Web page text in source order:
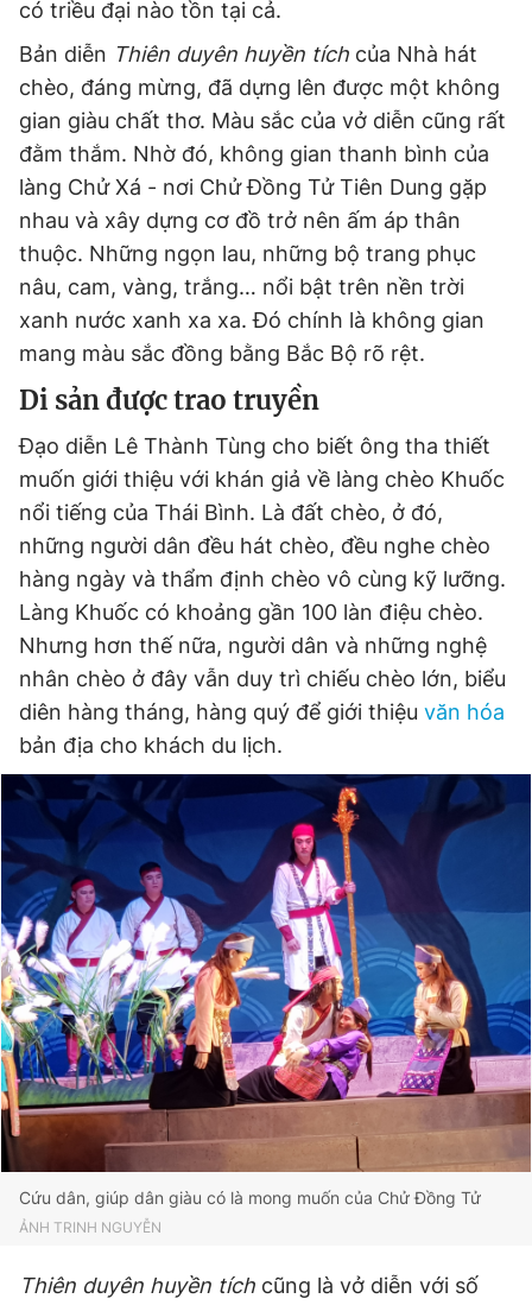
có triều đại nào tồn tại cả.
Bản diễn Thiên duyên huyền tích của Nhà hát
chèo, đáng mừng, đã dựng lên được một không
gian giàu chất thơ. Màu sắc của vở diễn cũng rất
đằm thắm. Nhờ đó, không gian thanh bình của
làng Chử Xá - nơi Chử Đồng Tử Tiên Dung gặp
nhau và xây dựng cơ đồ trở nên ấm áp thân
thuộc. Những ngọn lau, những bộ trang phục
nâu, cam, vàng, trắng… nổi bật trên nền trời
xanh nước xanh xa xa. Đó chính là không gian
mang màu sắc đồng bằng Bắc Bộ rõ rệt.
Di sản được trao truyền
Đạo diễn Lê Thành Tùng cho biết ông tha thiết
muốn giới thiệu với khán giả về làng chèo Khuốc
nổi tiếng của Thái Bình. Là đất chèo, ở đó,
những người dân đều hát chèo, đều nghe chèo
hàng ngày và thẩm định chèo vô cùng kỹ lưỡng.
Làng Khuốc có khoảng gần 100 làn điệu chèo.
Nhưng hơn thế nữa, người dân và những nghệ
nhân chèo ở đây vẫn duy trì chiếu chèo lớn, biểu
diên hàng tháng, hàng quý để giới thiệu văn hóa
bản địa cho khách du lịch.
Cứu dân, giúp dân giàu có là mong muốn của Chử Đồng Tử
ẢNH TRINH NGUYỄN
Thiên duyên huyền tích cũng là vở diễn với số